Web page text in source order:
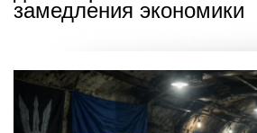
замедления экономики